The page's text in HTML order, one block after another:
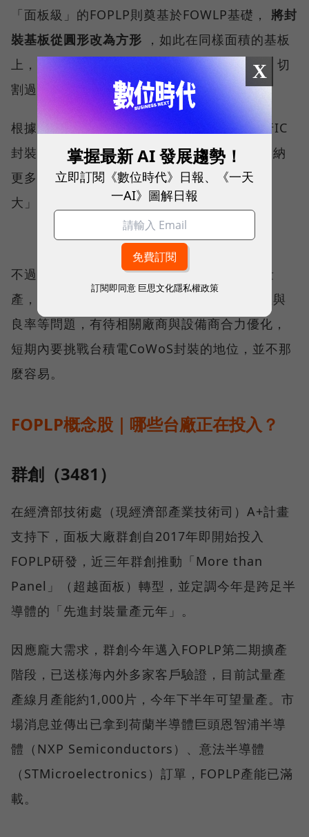
「面板級」的FOPLP則奠基於FOWLP基礎， 將封
裝基板從圓形改為方形 ，如此在同樣面積的基板
上，能擺放更多的晶片，不僅生產 效率提升，切
割過程中浪費的材料也更少，成本相對降低。
根據經濟部先前 說明，FOPLP以面板產線進行IC
封裝，方形基板利用率可達到95%，具備「容納
更多的I/O數」、「體積更小」、「效能更強
大」、「節省電力消耗」等技術優勢。
不過，FOPLP技術還在發展中，尚未大規模量
產，面臨的困難主要來自於面板翹曲、均勻性與
良率等問題，有待相關廠商與設備商合力優化，
短期內要挑戰台積電CoWoS封裝的地位，並不那
麼容易。
FOPLP概念股｜哪些台廠正在投入？
群創（3481）
在經濟部技術處（現經濟部產業技術司）A+計畫
支持下，面板大廠群創自2017年即開始投入
FOPLP研發，近三年群創推動「More than
Panel」（超越面板）轉型，並定調今年是跨足半
導體的「先進封裝量產元年」。
因應龐大需求，群創今年邁入FOPLP第二期擴產
階段，已送樣海內外多家客戶驗證，目前試量產
產線月產能約1,000片，今年下半年可望量產。市
場消息並傳出已拿到荷蘭半導體巨頭恩智浦半導
體（NXP Semiconductors）、意法半導體
（STMicroelectronics）訂單，FOPLP產能已滿
載。
X
掌握最新 AI 發展趨勢！
立即訂閱《數位時代》日報、《一天
一AI》圖解日報
訂閱即同意 巨思文化隱私權政策